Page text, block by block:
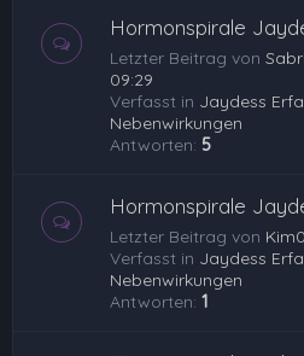
Hormonspirale
Letzter Beitrag von
09:29
Verfasst in Jaydess
Nebenwirkungen
Antworten: 5
Hormonspirale
Letzter Beitrag von
Verfasst in Jaydess
Nebenwirkungen
Antworten: 1